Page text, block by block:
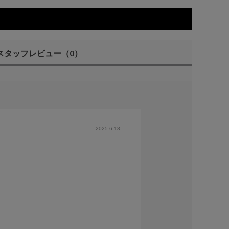
タッフレビュー （0）
2025.6.18